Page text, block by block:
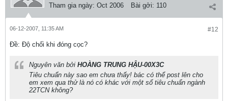
Tham gia ngày: Oct 2006 Bài gởi: 110
#12
06-12-2007, 11:35 AM
Ðề: Độ chối khi đóng cọc?
Nguyên văn bởi HOÀNG TRUNG HẬU-00X3C
Tiêu chuẩn này sao em chưa thấy! bác có thể post lên cho
em xem qua thử là nó có khác với một số tiêu chuẩn ngành
22TCN không?